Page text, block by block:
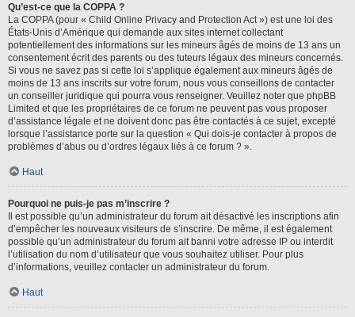
Qu’est-ce que la COPPA ?
La COPPA (pour « Child Online Privacy and Protection Act ») est une loi des
États-Unis d’Amérique qui demande aux sites internet collectant
potentiellement des informations sur les mineurs âgés de moins de 13 ans un
consentement écrit des parents ou des tuteurs légaux des mineurs concernés.
Si vous ne savez pas si cette loi s’applique également aux mineurs âgés de
moins de 13 ans inscrits sur votre forum, nous vous conseillons de contacter
un conseiller juridique qui pourra vous renseigner. Veuillez noter que phpBB
Limited et que les propriétaires de ce forum ne peuvent pas vous proposer
d’assistance légale et ne doivent donc pas être contactés à ce sujet, excepté
lorsque l’assistance porte sur la question « Qui dois-je contacter à propos de
problèmes d’abus ou d’ordres légaux liés à ce forum ? ».
Haut
Pourquoi ne puis-je pas m’inscrire ?
Il est possible qu’un administrateur du forum ait désactivé les inscriptions afin
d’empêcher les nouveaux visiteurs de s’inscrire. De même, il est également
possible qu’un administrateur du forum ait banni votre adresse IP ou interdit
l’utilisation du nom d’utilisateur que vous souhaitez utiliser. Pour plus
d’informations, veuillez contacter un administrateur du forum.
Haut